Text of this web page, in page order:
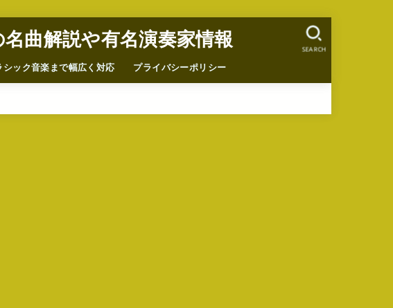
曲解説や有名演奏家情報
ック音楽まで幅広く対応 プライバシーポリシー
SEARCH